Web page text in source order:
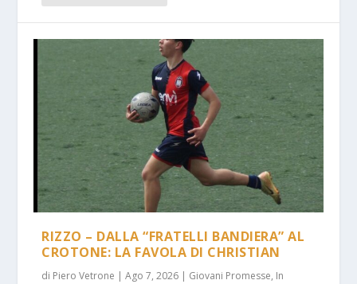
RIZZO – DALLA “FRATELLI BANDIERA” AL
CROTONE: LA FAVOLA DI CHRISTIAN
di Piero Vetrone |Ago 7, 2026 | Giovani Promesse, In